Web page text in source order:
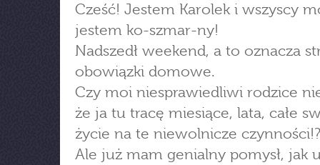
Cześć! Jestem Karolek i wszyscy
jestem ko-szmar-ny!
Nadszedł weekend, a to oznacza
obowiązki domowe.
Czy moi niesprawiedliwi rodzice
że ja tu tracę miesiące, lata, całe
życie na te niewolnicze czynności!?
Ale już mam genialny pomysł, jak